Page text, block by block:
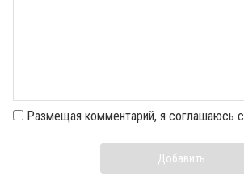
Размещая комментарий, я соглашаюсь с
Добавить